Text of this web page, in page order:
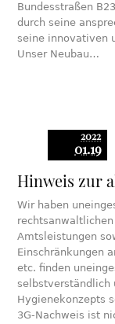
Bundesstraßen
durch seine
seine innovativen
Unser Neubau…
2022
01.19
Hinweis zur
Wir haben
Amtsleistungen
Einschränkungen
etc. finden
selbstverständlich
Hygienekonzepts
3G-Nachweis ist